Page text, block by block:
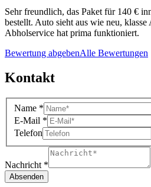
Sehr freundlich, das Paket für 140 €
bestellt. Auto sieht aus wie neu,
Abholservice hat prima funktioniert.
Bewertung abgebenAlle Bewertungen
Kontakt
Name *
E-Mail *
Telefon
Nachricht *
Absenden